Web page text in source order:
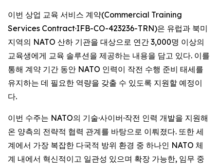
이번 상업 교육 서비스 계약(Commercial Training
Services Contract·IFB-CO-423236-TRN)은 유럽과 북미
지역의 NATO 산하 기관을 대상으로 연간 3,000명 이상의
교육생에게 교육 솔루션을 제공하는 내용을 담고 있다. 이를
통해 계약 기간 동안 NATO 인력이 작전 수행 준비 태세를
유지하는 데 필요한 역량을 갖출 수 있도록 지원할 예정이
다.
이번 수주는 NATO의 기술·사이버·작전 인력 개발을 지원해
온 양측의 전략적 협력 관계를 바탕으로 이뤄졌다. 또한 세
계에서 가장 복잡한 다국적 방위 환경 중 하나인 NATO 체
계 내에서 혁신적이고 일관성 있으며 확장 가능한, 임무 중